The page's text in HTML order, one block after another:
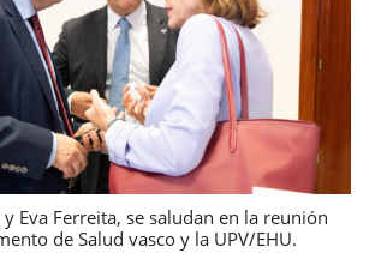
Eva Ferreita, se saludan en la reunión
de Salud vasco y la UPV/EHU.